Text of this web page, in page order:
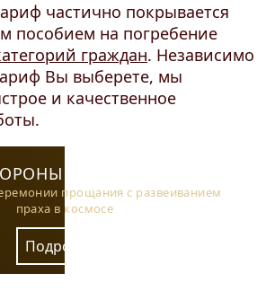
частично покрывается
пособием на погребение
граждан. Независимо
Вы выберете, мы
и качественное
В КОСМОСЕ
прощания с развеиванием
праха в космосе
Подробнее